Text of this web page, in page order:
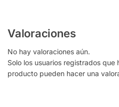
Valoraciones
No hay valoraciones aún.
Solo los usuarios registrados
producto pueden hacer una